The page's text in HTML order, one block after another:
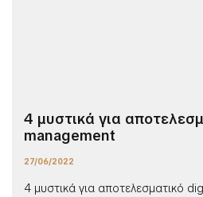
4 μυστικά για
management
27/06/2022
4 μυστικά για αποτελεσματικό